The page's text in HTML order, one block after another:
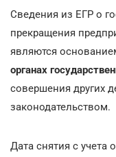
Сведения из ЕГР о
прекращения
являются
органах
совершения других
законодательством.
Дата снятия с учета